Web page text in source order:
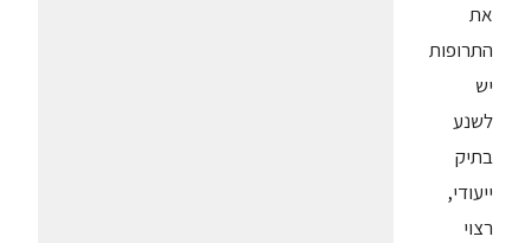
את
התרופות
יש
לשנע
בתיק
ייעודי,
רצוי